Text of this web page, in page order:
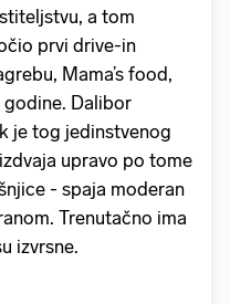
a tom
prvi drive-in
Mama’s food,
Dalibor
je tog jedinstvenog
upravo po tome
- spaja moderan
Trenutačno ima
izvrsne.